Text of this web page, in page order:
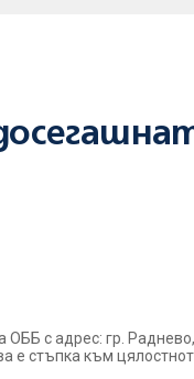
с адрес: гр.
е стъпка към